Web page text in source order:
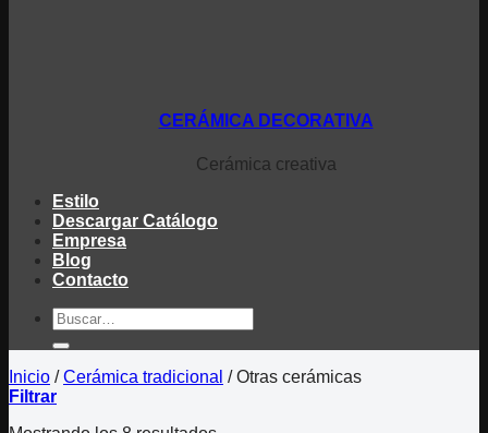
CERÁMICA DECORATIVA
Cerámica creativa
Estilo
Descargar Catálogo
Empresa
Blog
Contacto
Buscar
por:
Inicio / Cerámica tradicional /Otras cerámicas
Filtrar